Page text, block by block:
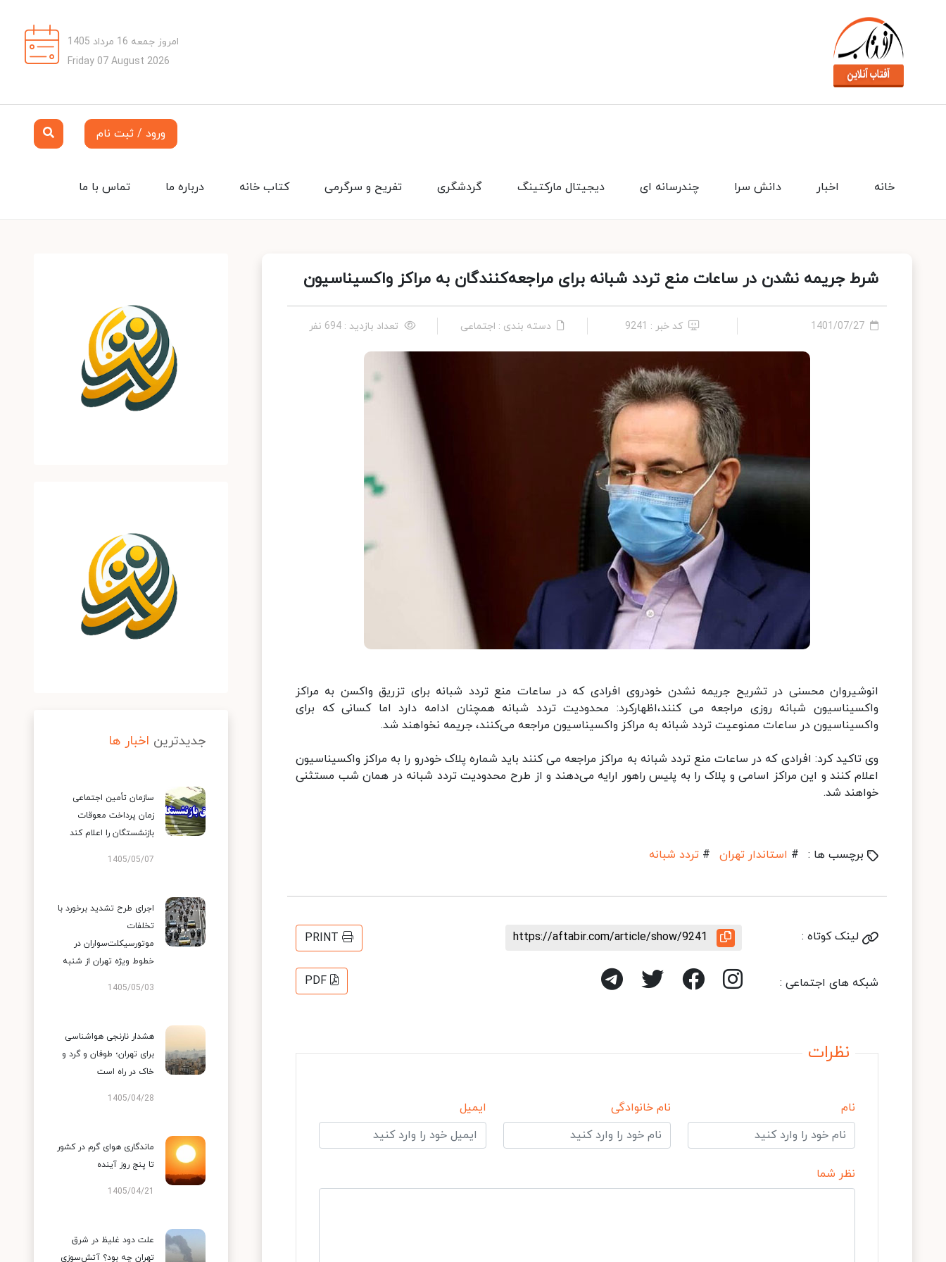
امروز جمعه 16 مرداد 1405
Friday 07 August 2026
ورود / ثبت نام
تماس با ما درباره ما کتاب خانه تفریح و سرگرمی گردشگری دیجیتال مارکتینگ چندرسانه ای دانش سرا اخبار خانه
شرط جریمه نشدن در ساعات منع تردد شبانه برای مراجعه‌کنندگان به مراکز واکسیناسیون
1401/07/27 کد خبر : 9241 دسته بندی : اجتماعی تعداد بازدید : 694 نفر
انوشیروان محسنی در تشریح جریمه نشدن خودروی افرادی که در ساعات منع تردد شبانه برای تزریق واکسن به مراکز
واکسیناسیون شبانه روزی مراجعه می کنند،اظهارکرد: محدودیت تردد شبانه همچنان ادامه دارد اما کسانی که برای
واکسیناسیون در ساعات ممنوعیت تردد شبانه به مراکز واکسیناسیون مراجعه می‌کنند، جریمه نخواهند شد.
وی تاکید کرد: افرادی که در ساعات منع تردد شبانه به مراکز مراجعه می کنند باید شماره پلاک خودرو را به مراکز واکسیناسیون
اعلام کنند و این مراکز اسامی و پلاک را به پلیس راهور ارایه می‌دهند و از طرح محدودیت تردد شبانه در همان شب مستثنی
خواهند شد.
برچسب ها : # استاندار تهران # تردد شبانه
لینک کوتاه : https://aftabir.com/article/show/9241
PRINT
شبکه های اجتماعی : PDF
نظرات
نام نام خانوادگی ایمیل
نظر شما
جدیدترین اخبار ها
سازمان تأمین اجتماعی
زمان پرداخت معوقات
بازنشستگان را اعلام کند
1405/05/07
اجرای طرح تشدید برخورد با
تخلفات
موتورسیکلت‌سواران در
خطوط ویژه تهران از شنبه
1405/05/03
هشدار نارنجی هواشناسی
برای تهران؛ طوفان و گرد و
خاک در راه است
1405/04/28
ماندگاری هوای گرم در کشور
تا پنج روز آینده
1405/04/21
علت دود غلیظ در شرق
تهران چه بود؟ آتش‌سوزی